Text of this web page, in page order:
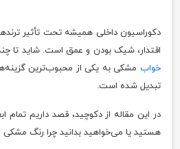
دکوراسیون داخلی همیشه تحت تأثیر
اقتدار، شیک بودن و عمق است. شاید تا
خواب مشکی به یکی از محبوب‌ترین
تبدیل شده است.
در این مقاله از دکوچید، قصد داریم
هستید یا می‌خواهید بدانید چرا رنگ مشکی